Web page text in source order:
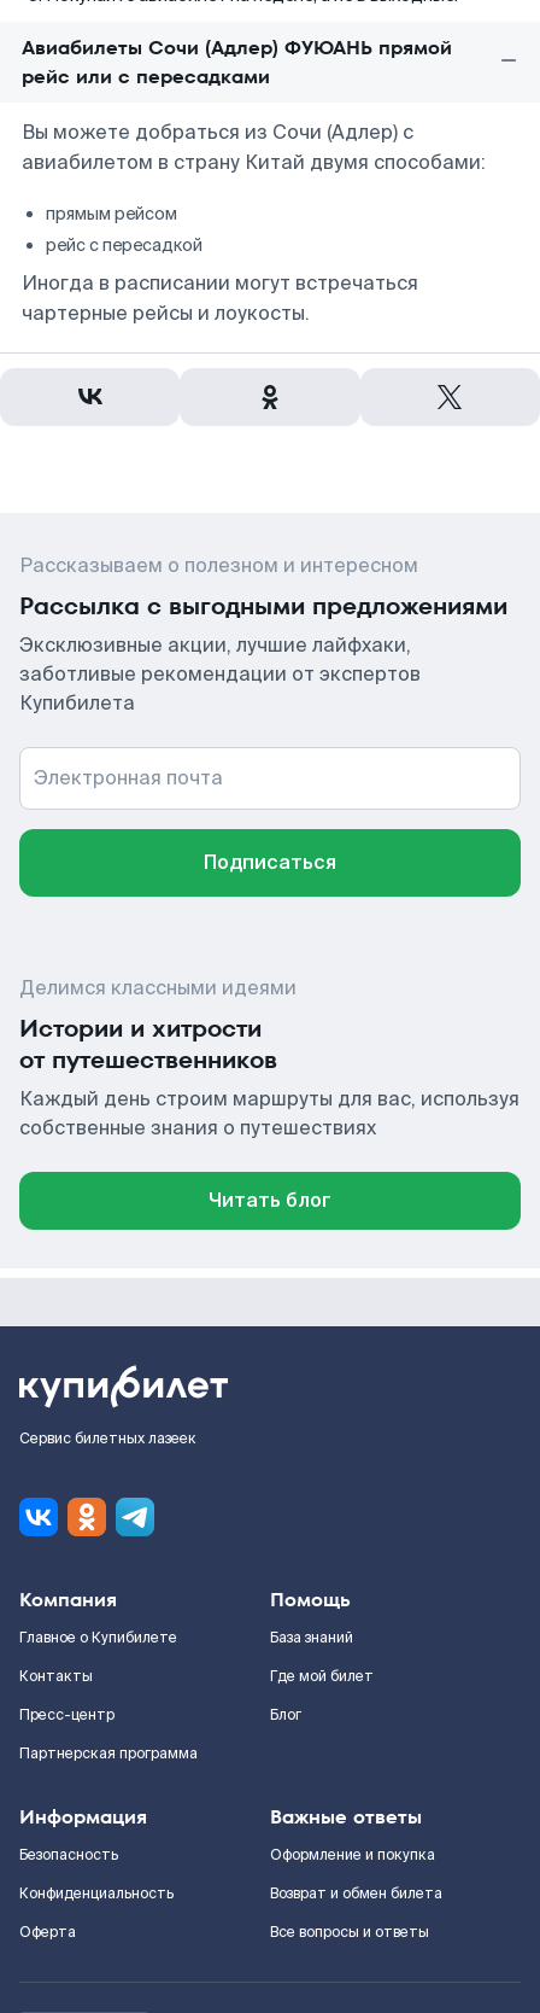
Авиабилеты Сочи (Адлер) ФУЮАНЬ прямой
рейс или с пересадками
Вы можете добраться из Сочи (Адлер) с
авиабилетом в страну Китай двумя способами:
прямым рейсом
рейс с пересадкой
Иногда в расписании могут встречаться
чартерные рейсы и лоукосты.
Рассказываем о полезном и интересном
Рассылка с выгодными предложениями
Эксклюзивные акции, лучшие лайфхаки,
заботливые рекомендации от экспертов
Купибилета
Электронная почта
Подписаться
Делимся классными идеями
Истории и хитрости
от путешественников
Каждый день строим маршруты для вас, используя
собственные знания о путешествиях
Читать блог
Сервис билетных лазеек
Компания
Главное о Купибилете
Контакты
Пресс-центр
Партнерская программа
Помощь
База знаний
Где мой билет
Блог
Информация
Безопасность
Конфиденциальность
Оферта
Важные ответы
Оформление и покупка
Возврат и обмен билета
Все вопросы и ответы